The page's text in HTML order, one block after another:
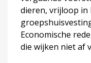
dieren, vrijloop in
Economische
die wijken niet af